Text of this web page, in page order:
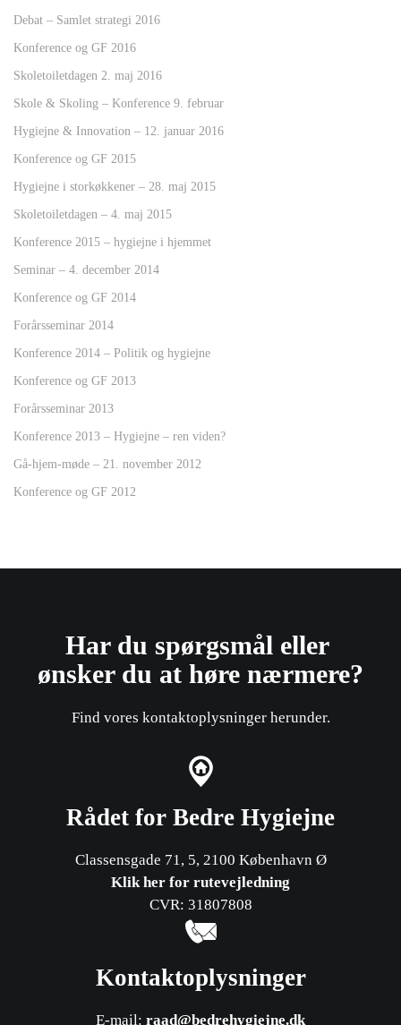
Debat – Samlet strategi 2016
Konference og GF 2016
Skoletoiletdagen 2. maj 2016
Skole & Skoling – Konference 9. februar
Hygiejne & Innovation – 12. januar 2016
Konference og GF 2015
Hygiejne i storkøkkener – 28. maj 2015
Skoletoiletdagen – 4. maj 2015
Konference 2015 – hygiejne i hjemmet
Seminar – 4. december 2014
Konference og GF 2014
Forårsseminar 2014
Konference 2014 – Politik og hygiejne
Konference og GF 2013
Forårsseminar 2013
Konference 2013 – Hygiejne – ren viden?
Gå-hjem-møde – 21. november 2012
Konference og GF 2012
Har du spørgsmål eller ​
ønsker du at høre nærmere?
Find vores kontaktoplysninger herunder.
Rådet for Bedre Hygiejne
Classensgade 71, 5, 2100 København Ø
Klik her for rutevejledning
CVR: 31807808
Kontaktoplysninger
E-mail: raad@bedrehygiejne.dk